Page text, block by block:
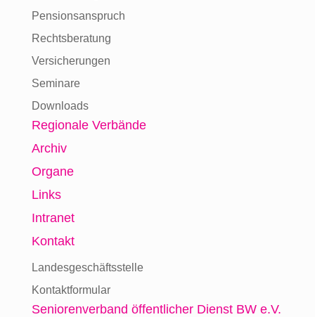
Pensionsanspruch
Rechtsberatung
Versicherungen
Seminare
Downloads
Regionale Verbände
Archiv
Organe
Links
Intranet
Kontakt
Landesgeschäftsstelle
Kontaktformular
Seniorenverband öffentlicher Dienst BW e.V.